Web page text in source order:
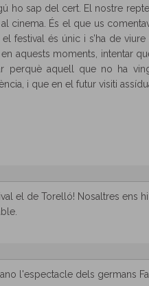
ho sap del cert. El nostre
cinema. És el que us
festival és únic i s’ha de
aquests moments, intentar
perquè aquell que no ha
i que en el futur visiti
el de Torelló! Nosaltres ens
l'espectacle dels germans